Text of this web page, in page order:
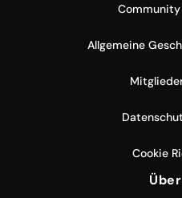
Community
Allgemeine
Cookie